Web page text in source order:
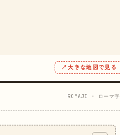
↗ 大きな地図で見る
ROMAJI · ローマ字